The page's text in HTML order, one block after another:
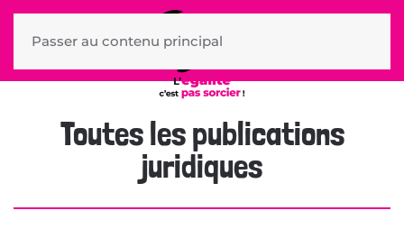
Passer au contenu principal
Toutes les publications
juridiques